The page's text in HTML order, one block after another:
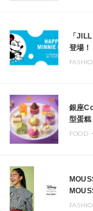
「
登場
銀座
型蛋糕
FOOD